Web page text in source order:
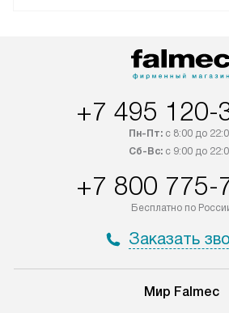
+7 495 120-
Пн-Пт:с 8:00 до
Сб-Вс:с 9:00 до
+7 800 775-
Бесплатно по
Заказать
Мир Falmec